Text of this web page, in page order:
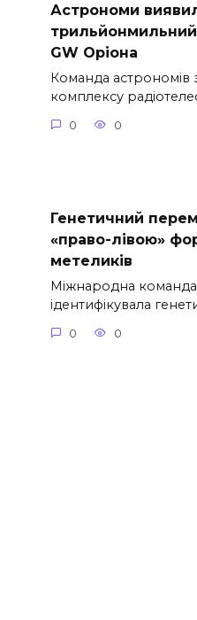
Астрономи
трильйонмильний
GW Оріона
Команда
комплексу
0 0
Генетичний
«право-лівою»
метеликів
Міжнародна команда
ідентифікувала
0 0